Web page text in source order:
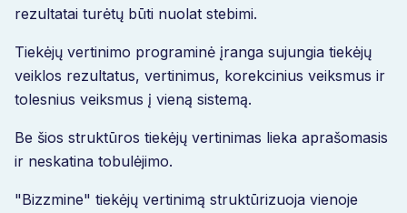
rezultatai turėtų būti nuolat stebimi.
Tiekėjų vertinimo programinė įranga sujungia tiekėjų
veiklos rezultatus, vertinimus, korekcinius veiksmus ir
tolesnius veiksmus į vieną sistemą.
Be šios struktūros tiekėjų vertinimas lieka aprašomasis
ir neskatina tobulėjimo.
"Bizzmine" tiekėjų vertinimą struktūrizuoja vienoje